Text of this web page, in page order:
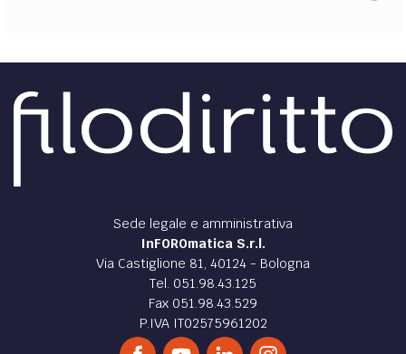
Sede legale e amministrativa
InFOROmatica S.r.l.
Via Castiglione 81, 40124 - Bologna
Tel. 051.98.43.125
Fax 051.98.43.529
P.IVA IT02575961202